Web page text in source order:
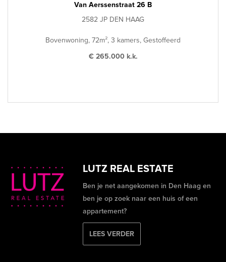
Van Aerssenstraat 26 B
2582 JP DEN HAAG
Bovenwoning, 72m², 3 kamers, Gestoffeerd
€ 265.000 k.k.
LUTZ REAL ESTATE
Ben je net aangekomen in Den Haag en
ben je op zoek naar een huis of een
appartement?
LEES VERDER